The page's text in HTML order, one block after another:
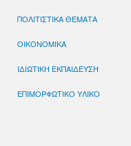
ΠΟΛΙΤΙΣΤΙΚΑ ΘΕΜΑΤΑ
ΟΙΚΟΝΟΜΙΚΑ
ΙΔΙΩΤΙΚΗ ΕΚΠΑΙΔΕΥΣΗ
ΕΠΙΜΟΡΦΩΤΙΚΟ ΥΛΙΚΟ